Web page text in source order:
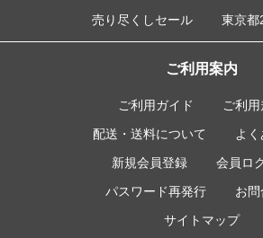
売り尽くしセール
東京都
ご利用案内
ご利用ガイド
ご利
配送・送料について
よ
新規会員登録
会員ロ
パスワード再発行
お
サイトマップ